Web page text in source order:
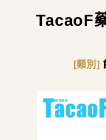
TacaoF
[類別]